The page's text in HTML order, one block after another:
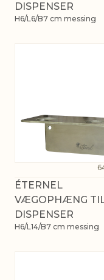
DISPENSER
H6/L6/B7 cm messing
ÉTERNEL
VÆGOPHÆNG
DISPENSER
H6/L14/B7 cm messing